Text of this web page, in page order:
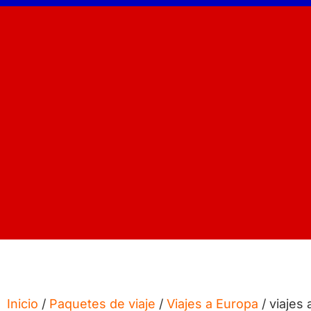
Inicio / Paquetes de viaje / Viajes a Europa / viajes